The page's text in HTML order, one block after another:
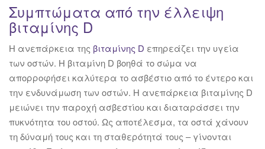
Συμπτώματα από την έλλειψη
βιταμίνης D
Η ανεπάρκεια της βιταμίνης D επηρεάζει την υγεία
των οστών. Η βιταμίνη D βοηθά το σώμα να
απορροφήσει καλύτερα το ασβέστιο από το έντερο και
την ενδυνάμωση των οστών. Η ανεπάρκεια βιταμίνης D
μειώνει την παροχή ασβεστίου και διαταράσσει την
πυκνότητα του οστού. Ως αποτέλεσμα, τα οστά χάνουν
τη δύναμή τους και τη σταθερότητά τους – γίνονται